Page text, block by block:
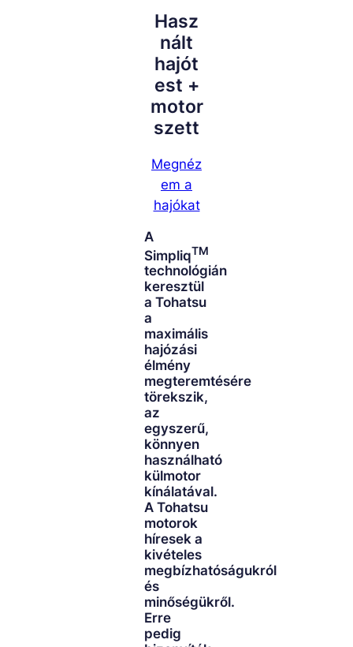
Hasz
nált
hajót
est +
motor
szett
Megnéz
em a
hajókat
A
SimpliqTM
technológián
keresztül
a Tohatsu
a
maximális
hajózási
élmény
megteremtésére
törekszik,
az
egyszerű,
könnyen
használható
külmotor
kínálatával.
A Tohatsu
motorok
híresek a
kivételes
megbízhatóságukról
és
minőségükről.
Erre
pedig